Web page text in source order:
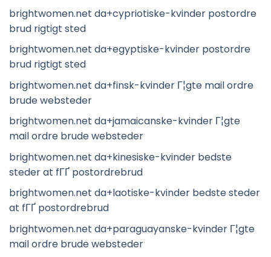
brightwomen.net da+cypriotiske-kvinder postordre
brud rigtigt sted
brightwomen.net da+egyptiske-kvinder postordre
brud rigtigt sted
brightwomen.net da+finsk-kvinder Г¦gte mail ordre
brude websteder
brightwomen.net da+jamaicanske-kvinder Г¦gte
mail ordre brude websteder
brightwomen.net da+kinesiske-kvinder bedste
steder at fГҐ postordrebrud
brightwomen.net da+laotiske-kvinder bedste steder
at fГҐ postordrebrud
brightwomen.net da+paraguayanske-kvinder Г¦gte
mail ordre brude websteder